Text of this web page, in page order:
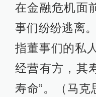
在金融危机面
事们纷纷逃离
指董事们的私
经营有方，其
寿命”。（马